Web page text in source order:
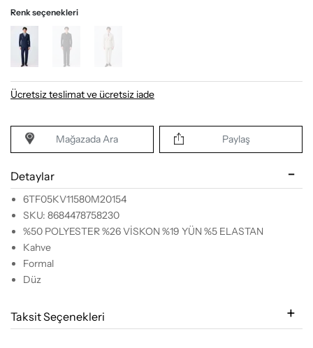
Renk seçenekleri
Ücretsiz teslimat ve ücretsiz iade
Mağazada Ara Paylaş
Detaylar
6TF05KV11580M20154
SKU: 8684478758230
%50 POLYESTER %26 VİSKON %19 YÜN %5 ELASTAN
Kahve
Formal
Düz
Taksit Seçenekleri